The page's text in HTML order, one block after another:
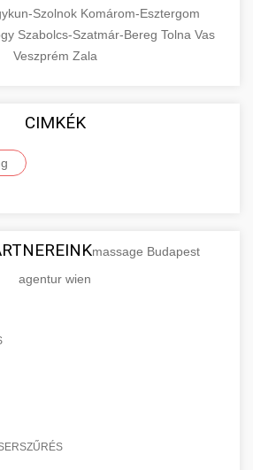
Szolnok Komárom-Esztergom
Szabolcs-Szatmár-Bereg Tolna Vas
Veszprém Zala
CIMKÉK
massage Budapest
agentur wien